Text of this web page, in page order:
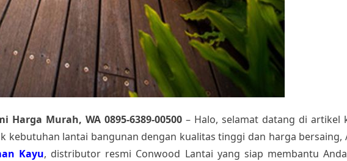
Murah, WA 0895-6389-00500– Halo, selamat datang di artikel
kebutuhan lantai bangunan dengan kualitas tinggi dan harga bersaing,
Kayu, distributor resmi Conwood Lantai yang siap membantu